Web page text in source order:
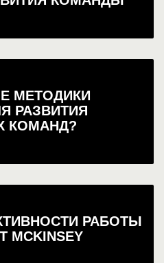
МЕТОДИКИ
РАЗВИТИЯ
КОМАНД?
РАБОТЫ